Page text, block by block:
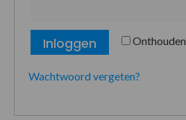
Onthouden
Inloggen
Wachtwoord vergeten?